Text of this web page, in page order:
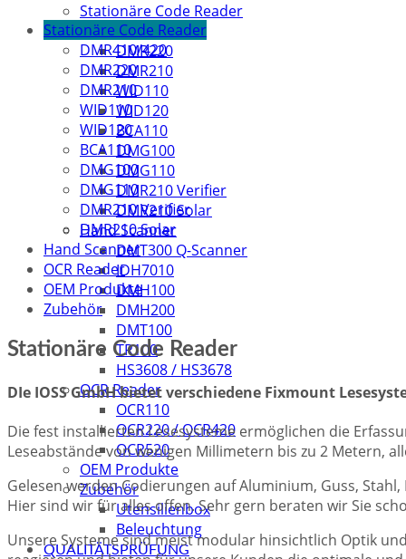
Stationäre Code Reader
DMR410/420
DMR220
DMR210
WID110
WID120
BCA110
DMG100
DMG110
DMR210 Verifier
DMR210 Solar
Hand Scanner
DMT300 Q-Scanner
IDH7010
DMH100
DMH200
DMT100
TR100
HS3608 / HS3678
OCR Reader
OCR110
OCR220 / OCR420
OCR520
OEM Produkte
Zubehör
Utensilienbox
Beleuchtung
QUALITÄTSPRÜFUNG
Stationäre Code Reader
DMR410/420
DMR220
DMR210
WID110
WID120
BCA110
DMG100
DMG110
DMR210 Verifier
DMR210 Solar
Hand Scanner
OCR Reader
OEM Produkte
Zubehör
Stationäre Code Reader
DIe IOSS GmbH bietet verschiedene Fixmount
Die fest installierten Lesesysteme ermöglichen die
Leseabstände von wenigen Millimetern bis zu 2 Metern,
Gelesen werden Codierungen auf Aluminium, Guss,
Hier sind wir für alles offen. Sehr gern beraten wir Sie
Unsere Systeme sind meist modular hinsichtlich Optik